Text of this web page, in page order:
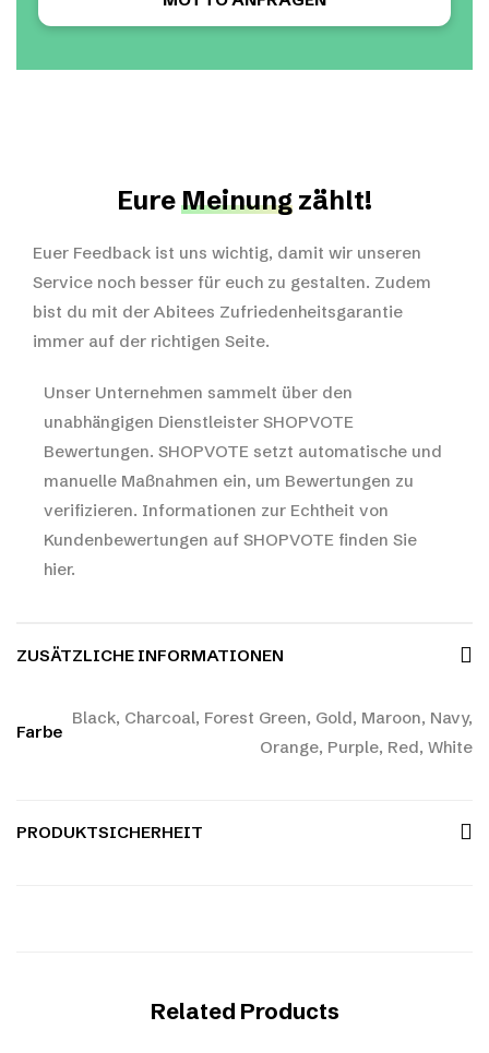
EureMeinung zählt!
Euer Feedback ist uns wichtig, damit wir unseren
Service noch besser für euch zu gestalten. Zudem
bist du mit der Abitees Zufriedenheitsgarantie
immer auf der richtigen Seite.
Unser Unternehmen sammelt über den
unabhängigen Dienstleister SHOPVOTE
Bewertungen. SHOPVOTE setzt automatische und
manuelle Maßnahmen ein, um Bewertungen zu
verifizieren. Informationen zur Echtheit von
Kundenbewertungen auf SHOPVOTE finden Sie
hier.
ZUSÄTZLICHE INFORMATIONEN
Farbe
Black, Charcoal, Forest Green, Gold, Maroon, Navy,
Orange, Purple, Red, White
PRODUKTSICHERHEIT
Related Products